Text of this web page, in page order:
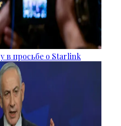
в просьбе о Starlink